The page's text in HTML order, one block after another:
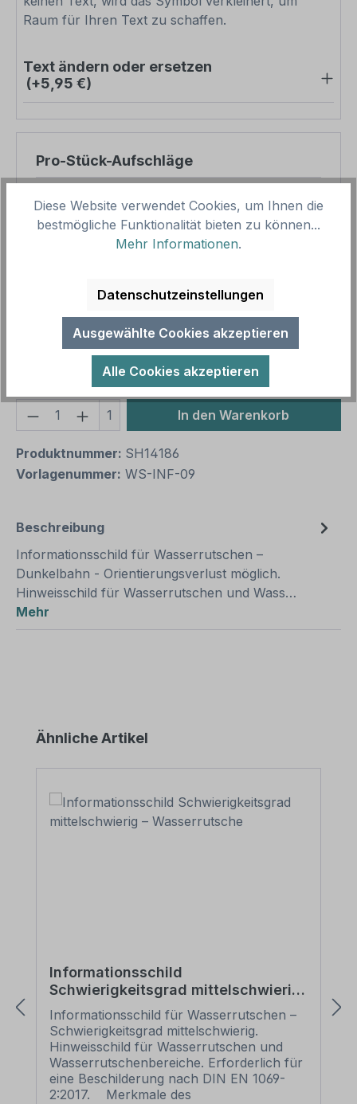
Raum für Ihren Text zu schaffen.
Text ändern oder ersetzen
(+5,95 €)
Pro-Stück-Aufschläge
Produktpreis
7,02 €
Zwischensumme
7,02 €
Gesamtpreis
Preise inkl. MwSt. zzgl. Versandkosten
Aufgrund von Neuberechnungen im Warenkorb sind
abweichende Endpreise möglich.
Produkt Anzahl: Gib den
1 In den Warenkorb
Produktnummer: SH14186
Vorlagenummer: WS-INF-09
Beschreibung
Informationsschild für Wasserrutschen –
Dunkelbahn - Orientierungsverlust möglich.
Hinweisschild für Wasserrutschen und Wass…
Mehr
Produktgalerie überspringen
Ähnliche Artikel
Informationsschild
Schwierigkeitsgrad mittelschwierig
– Wasserrutsche
Informationsschild für Wasserrutschen –
Schwierigkeitsgrad mittelschwierig.
Hinweisschild für Wasserrutschen und
Wasserrutschenbereiche. Erforderlich für
eine Beschilderung nach DIN EN 1069-
2:2017. Merkmale des
Diese Website verwendet Cookies, um Ihnen die
bestmögliche Funktionalität bieten zu können...
Mehr Informationen.
Datenschutzeinstellungen
Ausgewählte Cookies akzeptieren
Alle Cookies akzeptieren